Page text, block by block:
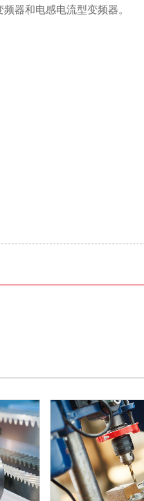
器和电感电流型变频器。